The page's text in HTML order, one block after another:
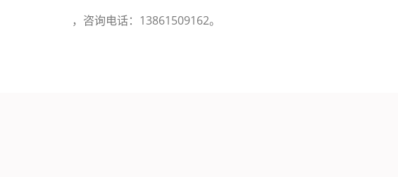
，咨询电话：13861509162。